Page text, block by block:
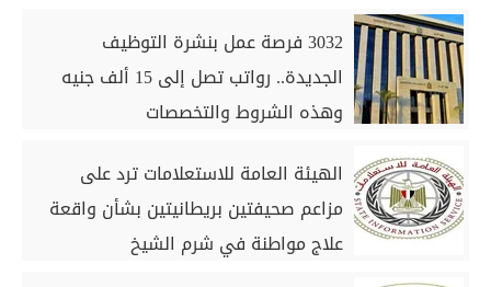
3032 فرصة عمل بنشرة التوظيف
الجديدة.. رواتب تصل إلى 15 ألف جنيه
وهذه الشروط والتخصصات
الهيئة العامة للاستعلامات ترد على
مزاعم صحيفتين بريطانيتين بشأن واقعة
علاج مواطنة في شرم الشيخ